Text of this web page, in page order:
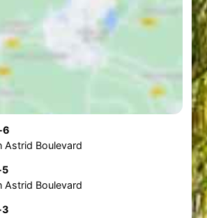
6
Astrid Boulevard
Astrid Boulevard